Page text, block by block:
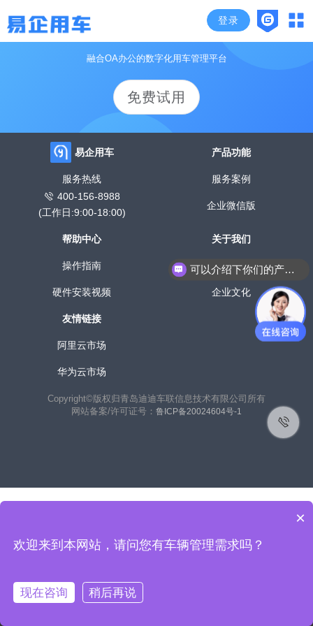
登录
颠覆传统管车模式，开启企业高效用车时代
融合OA办公的数字化用车管理平台
免费试用
易企用车
服务热线
400-156-8988
(工作日:9:00-18:00)
产品功能
服务案例
企业微信版
帮助中心
操作指南
硬件安装视频
关于我们
公司介绍
企业文化
友情链接
阿里云市场
华为云市场
Copyright©版权归青岛迪迪车联信息技术有限公司所有
网站备案/许可证号： 鲁ICP备20024604号-1
联系客户经理获取免费使用：
可以介绍下你们的产品么？
×
欢迎来到本网站，请问您有车辆管理需求吗？
现在咨询 稍后再说